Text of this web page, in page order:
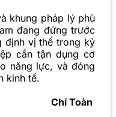
khung pháp lý phù
đang đứng trước
định vị thế trong kỷ
cần tận dụng cơ
năng lực, và đóng
kinh tế.
Chí Toàn